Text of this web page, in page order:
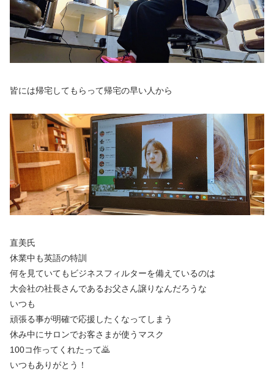
皆には帰宅してもらって帰宅の早い人から
直美氏
休業中も英語の特訓
何を見ていてもビジネスフィルターを備えているのは
大会社の社長さんであるお父さん譲りなんだろうな
いつも
頑張る事が明確で応援したくなってしまう
休み中にサロンでお客さまが使うマスク
100コ作ってくれたって🙇
いつもありがとう！